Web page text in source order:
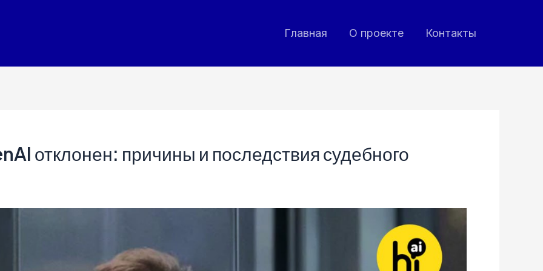
Главная О проекте Контакты
отклонен: причины и последствия судебного